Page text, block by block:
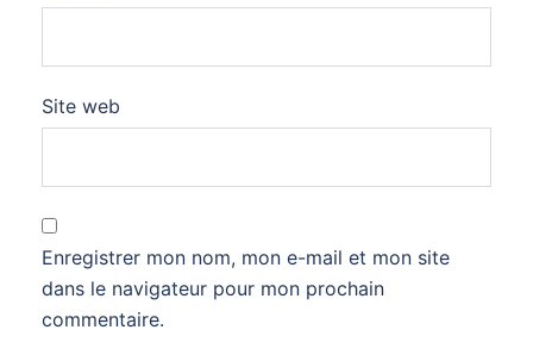
Site web
Enregistrer mon nom, mon e-mail et mon site
dans le navigateur pour mon prochain
commentaire.